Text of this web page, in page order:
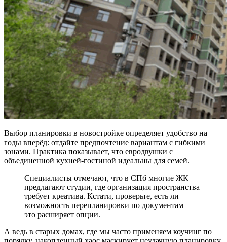
Выбор планировки в новостройке определяет удобство на
годы вперёд: отдайте предпочтение вариантам с гибкими
зонами. Практика показывает, что евродвушки с
объединенной кухней-гостиной идеальны для семей.
Специалисты отмечают, что в СПб многие ЖК
предлагают студии, где организация пространства
требует креатива. Кстати, проверьте, есть ли
возможность перепланировки по документам —
это расширяет опции.
А ведь в старых домах, где мы часто применяем коучинг по